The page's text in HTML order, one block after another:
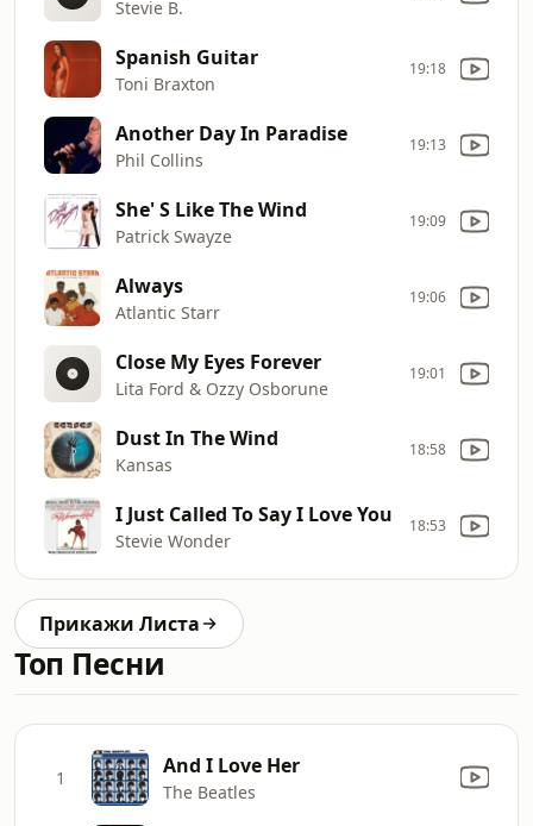
Stevie B.
Spanish Guitar
Toni Braxton
19:18
Another Day In Paradise
Phil Collins
19:13
She' S Like The Wind
Patrick Swayze
19:09
Always
Atlantic Starr
19:06
Close My Eyes Forever
Lita Ford & Ozzy Osborune
19:01
Dust In The Wind
Kansas
18:58
I Just Called To Say I Love You
Stevie Wonder
18:53
Прикажи Листа
Топ Песни
1 And I Love Her
The Beatles